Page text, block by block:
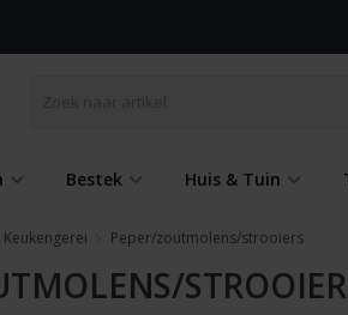
Bestek Huis & Tuin
Keukengerei Peper/zoutmolens/strooiers